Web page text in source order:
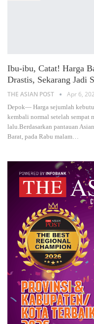
Ibu-ibu, Catat! Harga
Drastis, Sekarang Jadi
THE ASIAN POST Apr 6,
Depok— Harga sejumlah
kembali normal setelah sempat
lalu.Berdasarkan pantauan
Barat, pada Rabu malam